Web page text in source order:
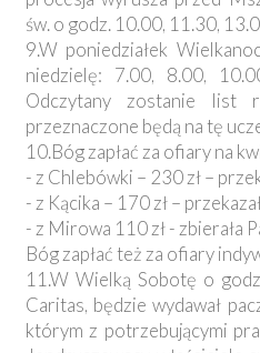
św. o godz. 10.00, 11.30,
9.W poniedziałek
niedzielę: 7.00, 8.00,
Odczytany zostanie list
przeznaczone będą na tę
10.Bóg zapłać za ofiary na
- z Chlebówki – 230 zł –
- z Kącika – 170 zł –
- z Mirowa 110 zł - zbierała
Bóg zapłać też za ofiary
11.W Wielką Sobotę o
Caritas, będzie wydawał
którym z potrzebującymi